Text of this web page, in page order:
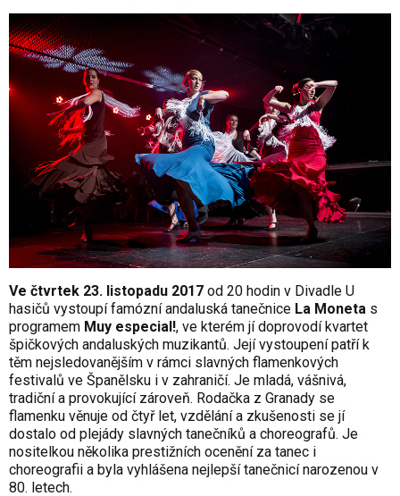
Ve čtvrtek 23. listopadu 2017 od 20 hodin v Divadle U
hasičů vystoupí famózní andaluská tanečnice La Moneta s
programem Muy especial!, ve kterém jí doprovodí kvartet
špičkových andaluských muzikantů. Její vystoupení patří k
těm nejsledovanějším v rámci slavných flamenkových
festivalů ve Španělsku i v zahraničí. Je mladá, vášnivá,
tradiční a provokující zároveň. Rodačka z Granady se
flamenku věnuje od čtyř let, vzdělání a zkušenosti se jí
dostalo od plejády slavných tanečníků a choreografů. Je
nositelkou několika prestižních ocenění za tanec i
choreografii a byla vyhlášena nejlepší tanečnicí narozenou v
80. letech.